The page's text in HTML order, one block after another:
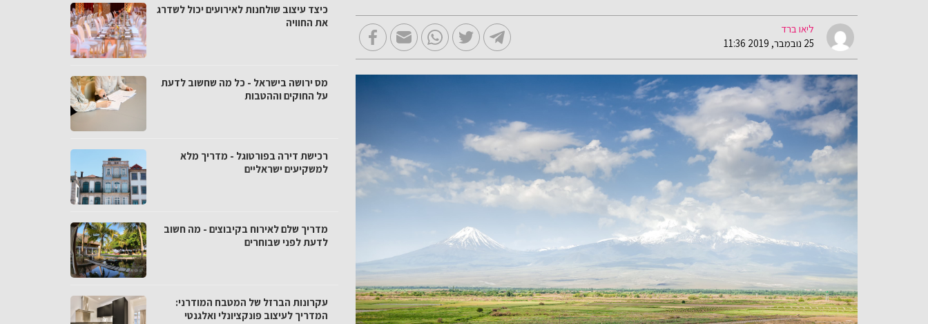
ליאו ברד
25 נובמבר, 2019 11:36
כיצד עיצוב שולחנות לאירועים יכול לשדרג
את החוויה
מס ירושה בישראל - כל מה שחשוב לדעת
על החוקים וההטבות
רכישת דירה בפורטוגל - מדריך מלא
למשקיעים ישראליים
מדריך שלם לאירוח בקיבוצים - מה חשוב
לדעת לפני שבוחרים
עקרונות הברזל של המטבח המודרני:
המדריך לעיצוב פונקציונלי ואלגנטי